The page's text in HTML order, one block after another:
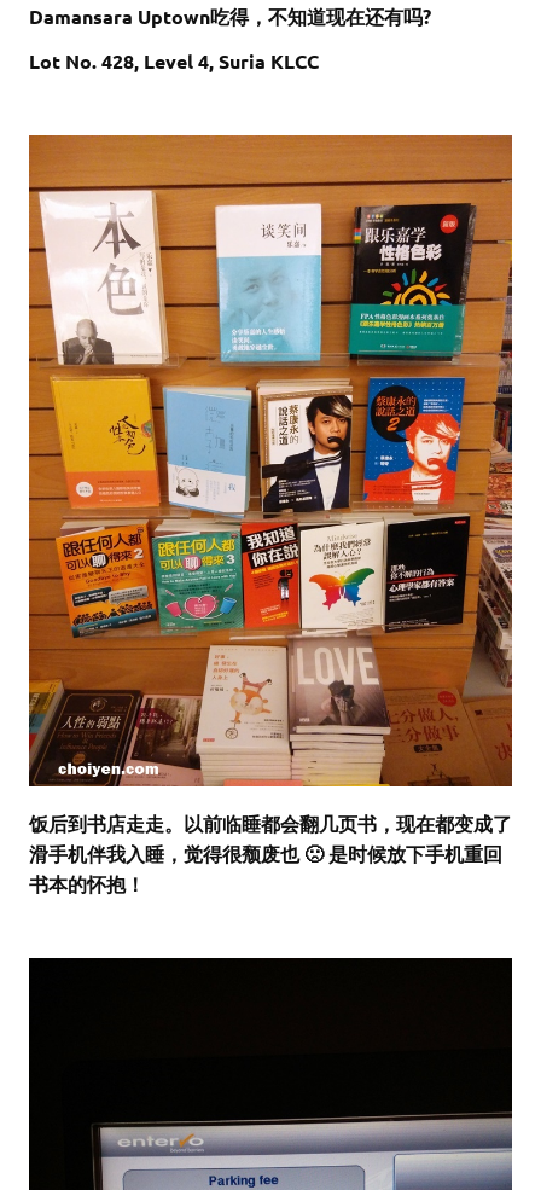
Damansara Uptown吃得，不知道现在还有吗?
Lot No. 428, Level 4, Suria KLCC
饭后到书店走走。以前临睡都会翻几页书，现在都变成了
滑手机伴我入睡，觉得很颓废也 🙁 是时候放下手机重回
书本的怀抱！